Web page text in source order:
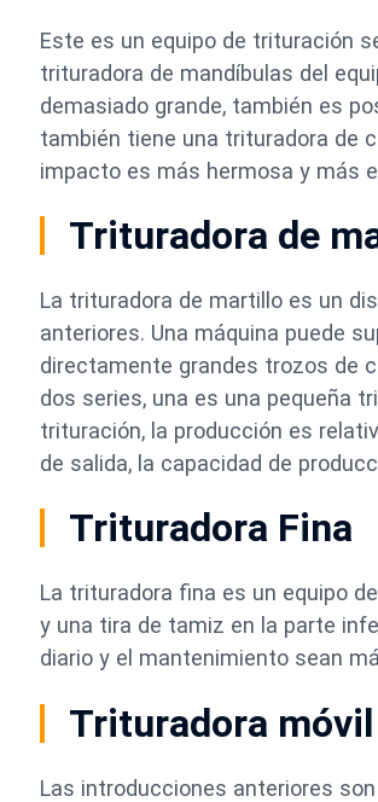
Este es un equipo de trituración
trituradora de mandíbulas del
demasiado grande, también es
también tiene una trituradora de
impacto es más hermosa y más
Trituradora de
La trituradora de martillo es un
anteriores. Una máquina puede
directamente grandes trozos de
dos series, una es una pequeña
trituración, la producción es
de salida, la capacidad de
Trituradora Fina
La trituradora fina es un equipo
y una tira de tamiz en la parte
diario y el mantenimiento sean
Trituradora móvil
Las introducciones anteriores